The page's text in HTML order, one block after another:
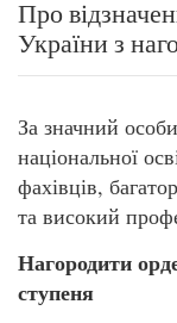
Про
України з
За значний
національної
фахівців,
та високий
Нагородити
ступеня